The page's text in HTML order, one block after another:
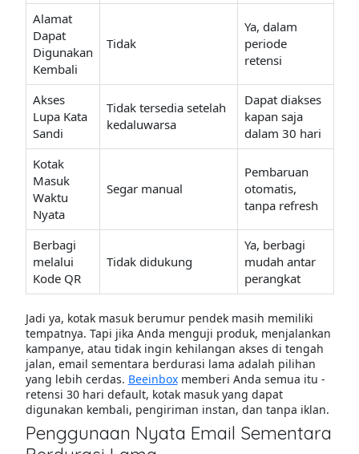
Alamat
Dapat
Digunakan
Kembali
Tidak
Ya, dalam
periode
retensi
Akses
Lupa Kata
Sandi
Tidak tersedia setelah
kedaluwarsa
Dapat diakses
kapan saja
dalam 30 hari
Kotak
Masuk
Waktu
Nyata
Segar manual
Pembaruan
otomatis,
tanpa refresh
Berbagi
melalui
Kode QR
Tidak didukung
Ya, berbagi
mudah antar
perangkat
Jadi ya, kotak masuk berumur pendek masih memiliki
tempatnya. Tapi jika Anda menguji produk, menjalankan
kampanye, atau tidak ingin kehilangan akses di tengah
jalan, email sementara berdurasi lama adalah pilihan
yang lebih cerdas. Beeinboxmemberi Anda semua itu -
retensi 30 hari default, kotak masuk yang dapat
digunakan kembali, pengiriman instan, dan tanpa iklan.
Penggunaan Nyata Email Sementara